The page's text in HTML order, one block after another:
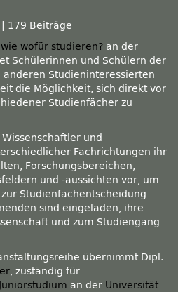
179 Beiträge
wie wofür studieren? an der
Schülerinnen und Schülern der
Studieninteressierten
die Möglichkeit, sich direkt vor
Studienfächer zu
und
Fachrichtungen ihr
Forschungsbereichen,
und -aussichten vor, um
Studienfachentscheidung
sind eingeladen, ihre
und zum Studiengang
übernimmt Dipl.
, zuständig für
Juniorstudium an der Universität